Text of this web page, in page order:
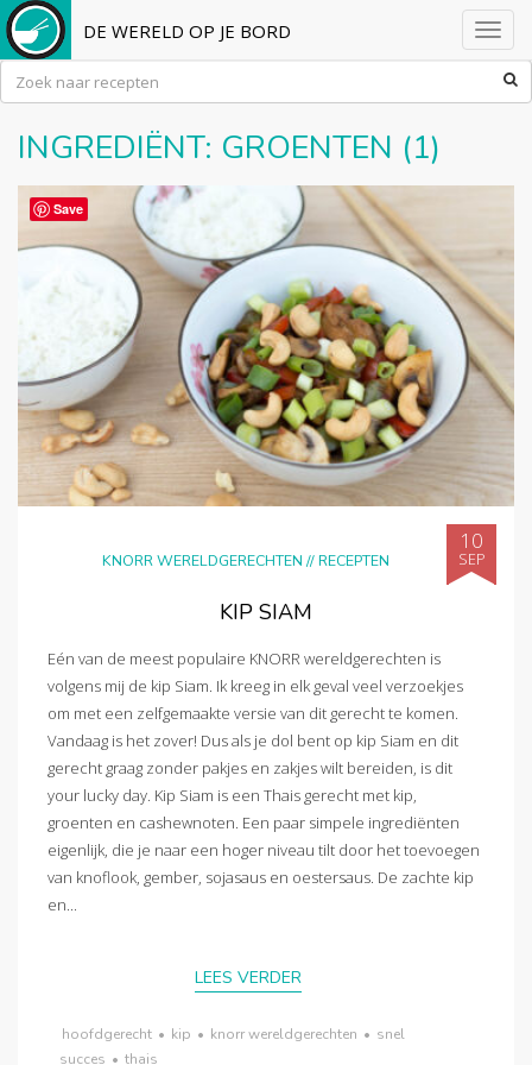
DE WERELD OP JE BORD
INGREDIËNT: GROENTEN (1)
KNORR WERELDGERECHTEN //RECEPTEN
10
SEP
KIP SIAM
Eén van de meest populaire KNORR wereldgerechten is
volgens mij de kip Siam. Ik kreeg in elk geval veel verzoekjes
om met een zelfgemaakte versie van dit gerecht te komen.
Vandaag is het zover! Dus als je dol bent op kip Siam en dit
gerecht graag zonder pakjes en zakjes wilt bereiden, is dit
your lucky day. Kip Siam is een Thais gerecht met kip,
groenten en cashewnoten. Een paar simpele ingrediënten
eigenlijk, die je naar een hoger niveau tilt door het toevoegen
van knoflook, gember, sojasaus en oestersaus. De zachte kip
en...
LEES VERDER
hoofdgerecht • kip • knorr wereldgerechten • snel
succes • thais
Save